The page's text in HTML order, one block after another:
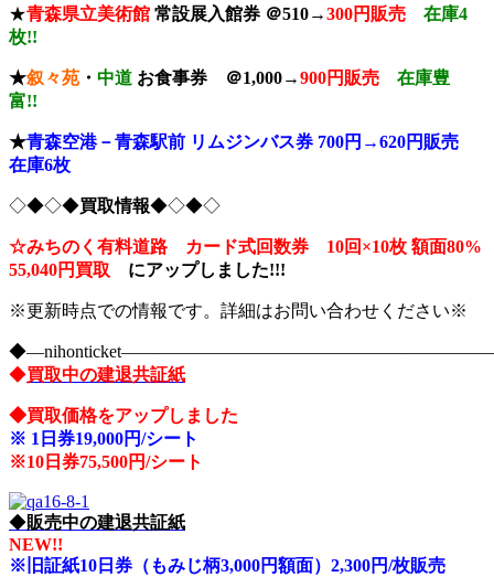
★青森県立美術館 常設展入館券 ＠510→300円販売
在庫4
枚!!
★叙々苑 ・ 中道 お食事券 ＠1,000→900円販売 在庫豊
富!!
★青森空港－青森駅前 リムジンバス券 700円→620円販売
在庫6枚
◇◆◇◆買取情報◆◇◆◇
☆みちのく有料道路 カード式回数券 10回×10枚 額面80%
55,040円買取 にアップしました!!!
※更新時点での情報です。詳細はお問い合わせください※
◆買取中の建退共証紙
◆買取価格をアップしました
※ 1日券19,000円/シート
※10 日券75,500円/シート
◆販売中の建退共証紙
NEW!!
※旧証紙10日券（もみじ柄3,000円額面）2,300円/枚販売